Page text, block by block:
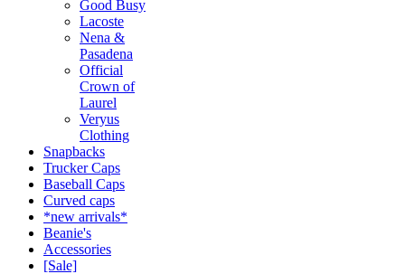
Good Busy
Lacoste
Nena &
Pasadena
Official
Crown of
Laurel
Veryus
Clothing
Snapbacks
Trucker Caps
Baseball Caps
Curved caps
*new arrivals*
Beanie's
Accessories
[Sale]